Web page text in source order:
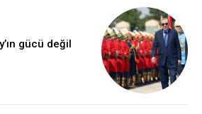
gücü değil